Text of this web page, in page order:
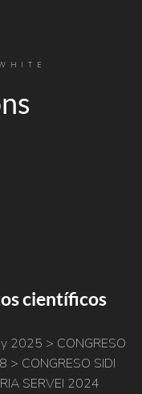
científicos
2025 > CONGRESO
CONGRESO SIDI
SERVEI 2024